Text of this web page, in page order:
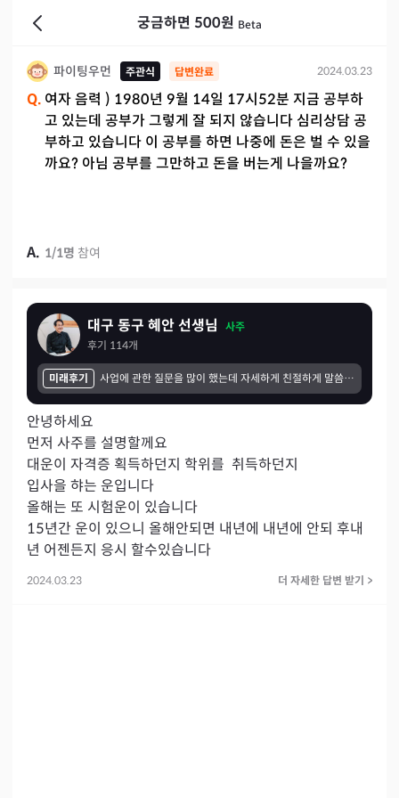
궁금하면 500원 Beta
파이팅우먼 주관식 답변완료 2024.03.23
Q. 여자 음력 ) 1980년 9월 14일 17시52분 지금 공부하
고 있는데 공부가 그렇게 잘 되지 않습니다 심리상담 공
부하고 있습니다 이 공부를 하면 나중에 돈은 벌 수 있을
까요? 아님 공부를 그만하고 돈을 버는게 나을까요?
A. 1/1명 참여
대구 동구 혜안 선생님
사주
후기 114개
미래후기 사업에 관한 질문을 많이 했는데 자세하게 친절하게 말씀해 주셨고 만족합니다. 주로 계야건이나 상대방 업체가 어떤 상대인지 직원채용시 그 사람은 어떤사람인지 채용해도 될지를 많이 상담 했는데 잘 맞았어요.. 감사합니다~~~~~~~~
안녕하세요
먼저 사주를 설명할께요
대운이 자격증 획득하던지 학위를  취득하던지
입사을 햐는 운입니다
올해는 또 시험운이 있습니다
15년간 운이 있으니 올해안되면 내년에 내년에 안되 후내
2024.03.23 더 자세한 답변 받기 >